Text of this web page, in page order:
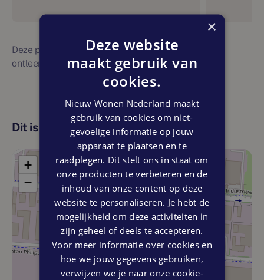
Deze planning is indicatief. Er kunnen geen rechten
ontleend worden aan bovenstaande planning
Dit is de locatie
+
−
×
Deze website
maakt gebruik van
cookies.
Nieuw Wonen Nederland maakt
gebruik van cookies om niet-
gevoelige informatie op jouw
apparaat te plaatsen en te
raadplegen. Dit stelt ons in staat om
onze producten te verbeteren en de
inhoud van onze content op deze
website te personaliseren. Je hebt de
mogelijkheid om deze activiteiten in
zijn geheel of deels te accepteren.
Voor meer informatie over cookies en
hoe we jouw gegevens gebruiken,
verwijzen we je naar onze cookie-